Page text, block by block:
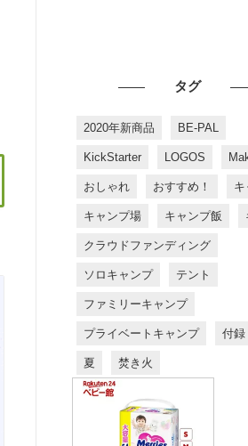
タグ
2020年新商品 BE-PAL
KickStarter LOGOS
おしゃれ おすすめ！
キャンプ場 キャンプ飯
クラウドファンディング
ソロキャンプ テント
ファミリーキャンプ
プライベートキャンプ 付録
夏 焚き火